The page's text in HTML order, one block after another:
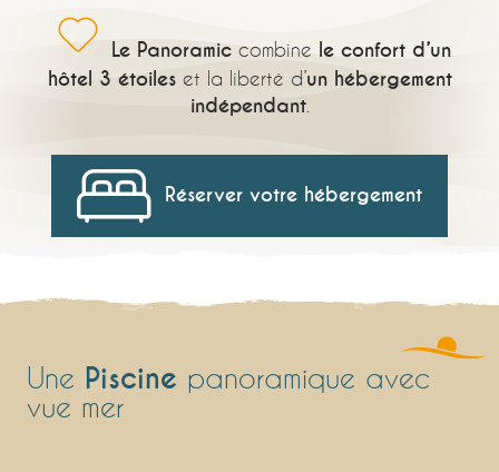
Le Panoramiccombine le confort d’un
hôtel 3 étoileset la liberté d’un hébergement
indépendant.
Réserver votre hébergement
Une Piscine panoramique avec
vue mer